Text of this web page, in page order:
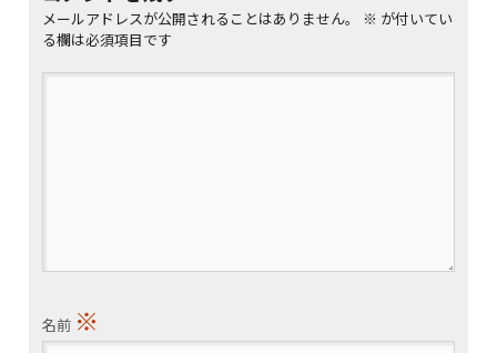
メールアドレスが公開されることはありません。 ※ が付いてい
る欄は必須項目です
名前 ※